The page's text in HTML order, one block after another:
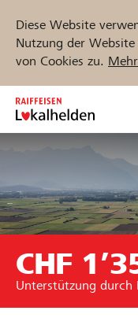
Diese Website
Nutzung der
von Cookies zu.
Zum
Inhalt
springen
Unterstützen
Projekte und
CHF
Unterstützung durch